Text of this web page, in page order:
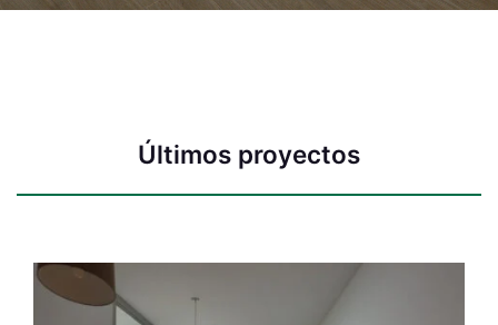
Últimos proyectos